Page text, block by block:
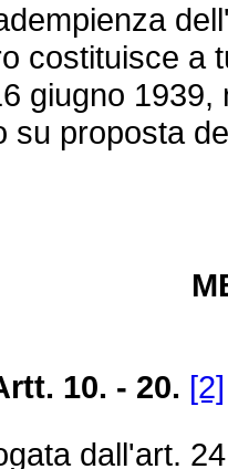
costituisce a
giugno 1939,
su proposta
10. - 20. [2]
dall'art.